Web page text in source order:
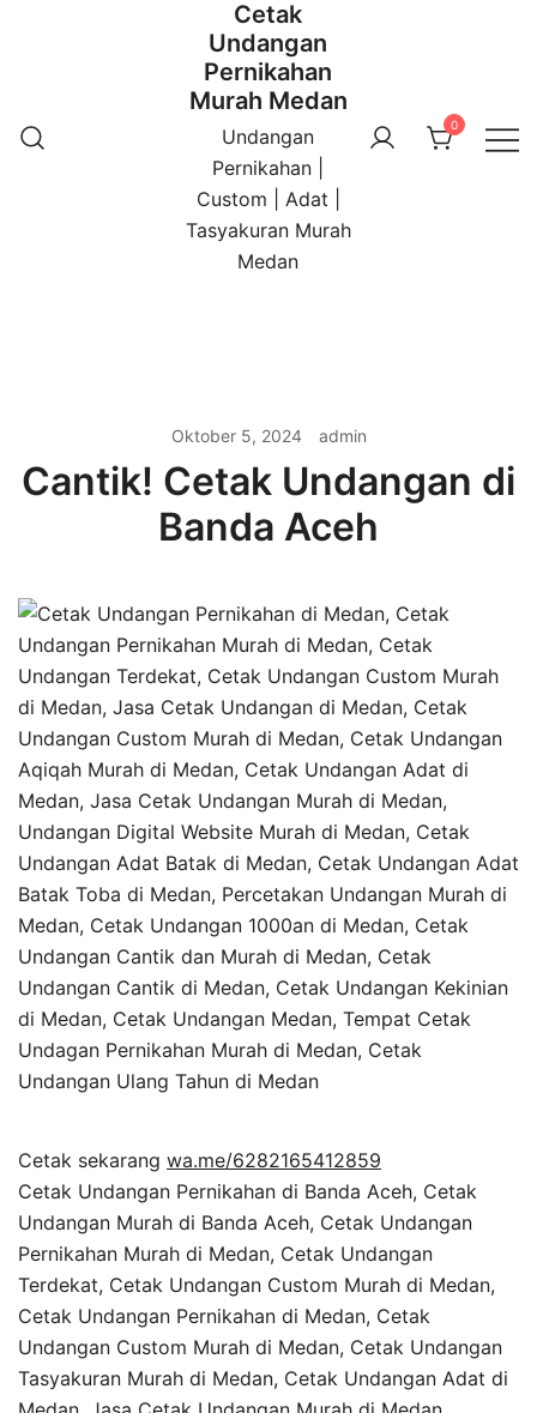
Cetak
Undangan
Pernikahan
Murah Medan
Undangan
Pernikahan |
Custom | Adat |
Tasyakuran Murah
Medan
0
Oktober 5, 2024 admin
Cantik! Cetak Undangan di
Banda Aceh
Cetak sekarang wa.me/6282165412859
Cetak Undangan Pernikahan di Banda Aceh, Cetak
Undangan Murah di Banda Aceh, Cetak Undangan
Pernikahan Murah di Medan, Cetak Undangan
Terdekat, Cetak Undangan Custom Murah di Medan,
Cetak Undangan Pernikahan di Medan, Cetak
Undangan Custom Murah di Medan, Cetak Undangan
Tasyakuran Murah di Medan, Cetak Undangan Adat di